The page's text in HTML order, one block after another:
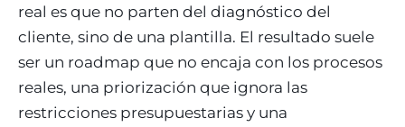
real es que no parten del diagnóstico del
cliente, sino de una plantilla. El resultado suele
ser un roadmap que no encaja con los procesos
reales, una priorización que ignora las
restricciones presupuestarias y una